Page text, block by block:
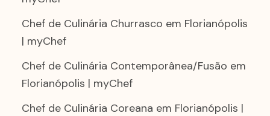
Chef de Culinária Churrasco em Florianópolis
| myChef
Chef de Culinária Contemporânea/Fusão em
Florianópolis | myChef
Chef de Culinária Coreana em Florianópolis |